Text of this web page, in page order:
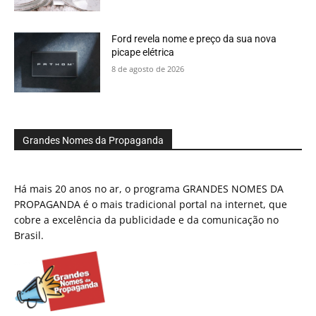
Ford revela nome e preço da sua nova
picape elétrica
8 de agosto de 2026
Grandes Nomes da Propaganda
Há mais 20 anos no ar, o programa GRANDES NOMES DA
PROPAGANDA é o mais tradicional portal na internet, que
cobre a excelência da publicidade e da comunicação no
Brasil.